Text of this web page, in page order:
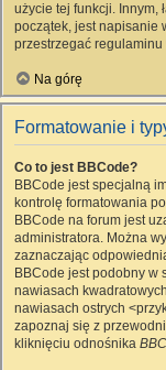
użycie tej funkcji. Innym,
początek, jest napisanie
przestrzegać regulaminu
Na górę
Formatowanie i
Co to jest BBCode?
BBCode jest specjalną
kontrolę formatowania
BBCode na forum jest
administratora. Można
zaznaczając
BBCode jest podobny w
nawiasach
nawiasach ostrych
zapoznaj się z
kliknięciu odnośnika